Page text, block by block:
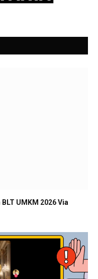
UMKM 2026 Via